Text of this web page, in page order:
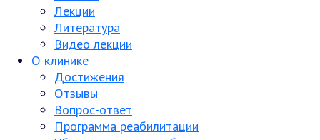
Лекции
Литература
Видео лекции
О клинике
Достижения
Отзывы
Вопрос-ответ
Программа реабилитации